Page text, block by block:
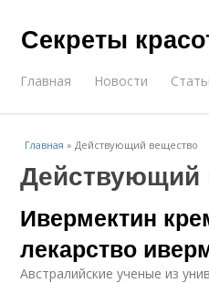
Секреты
Главная Новости
Главная »Действующий вещество
Действующий
Ивермектин
лекарство
Австралийские ученые из